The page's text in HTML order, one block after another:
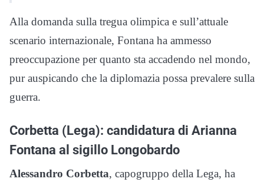
Alla domanda sulla tregua olimpica e sull’attuale
scenario internazionale, Fontana ha ammesso
preoccupazione per quanto sta accadendo nel mondo,
pur auspicando che la diplomazia possa prevalere sulla
guerra.
Corbetta (Lega): candidatura di Arianna
Fontana al sigillo Longobardo
Alessandro Corbetta, capogruppo della Lega, ha